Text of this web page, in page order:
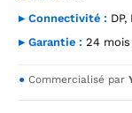
▸ Connectivité :
▸ Garantie : 24 mois
● Commercialisé par